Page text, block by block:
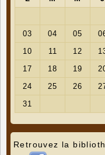
Retrouvez la